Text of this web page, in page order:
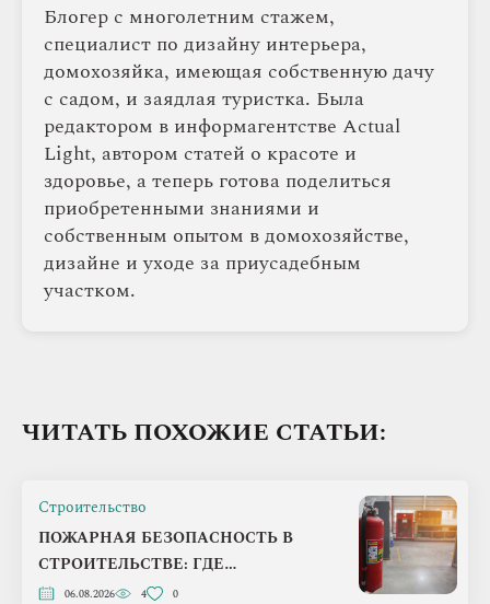
Блогер с многолетним стажем,
специалист по дизайну интерьера,
домохозяйка, имеющая собственную дачу
с садом, и заядлая туристка. Была
редактором в информагентстве Actual
Light, автором статей о красоте и
здоровье, а теперь готова поделиться
приобретенными знаниями и
собственным опытом в домохозяйстве,
дизайне и уходе за приусадебным
участком.
ЧИТАТЬ ПОХОЖИЕ СТАТЬИ:
Строительство
ПОЖАРНАЯ БЕЗОПАСНОСТЬ В
СТРОИТЕЛЬСТВЕ: ГДЕ
ЗАСТРОЙЩИКИ ЧАЩЕ ВСЕГО
06.08.2026 4 0